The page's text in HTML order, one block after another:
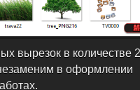
вырезок в количестве
в оформлении